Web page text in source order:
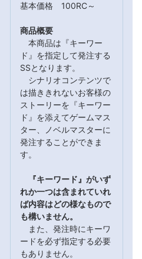
基本価格 100RC～
商品概要
本商品は『キーワー
ド』を指定して発注する
SSとなります。
シナリオコンテンツで
は描ききれないお客様の
ストーリーを『キーワー
ド』を添えてゲームマス
ター、ノベルマスターに
発注することができま
す。
『キーワード』がいず
れか一つは含まれていれ
ば内容はどの様なもので
も構いません。
また、発注時にキーワ
ードを必ず指定する必要
もありません。